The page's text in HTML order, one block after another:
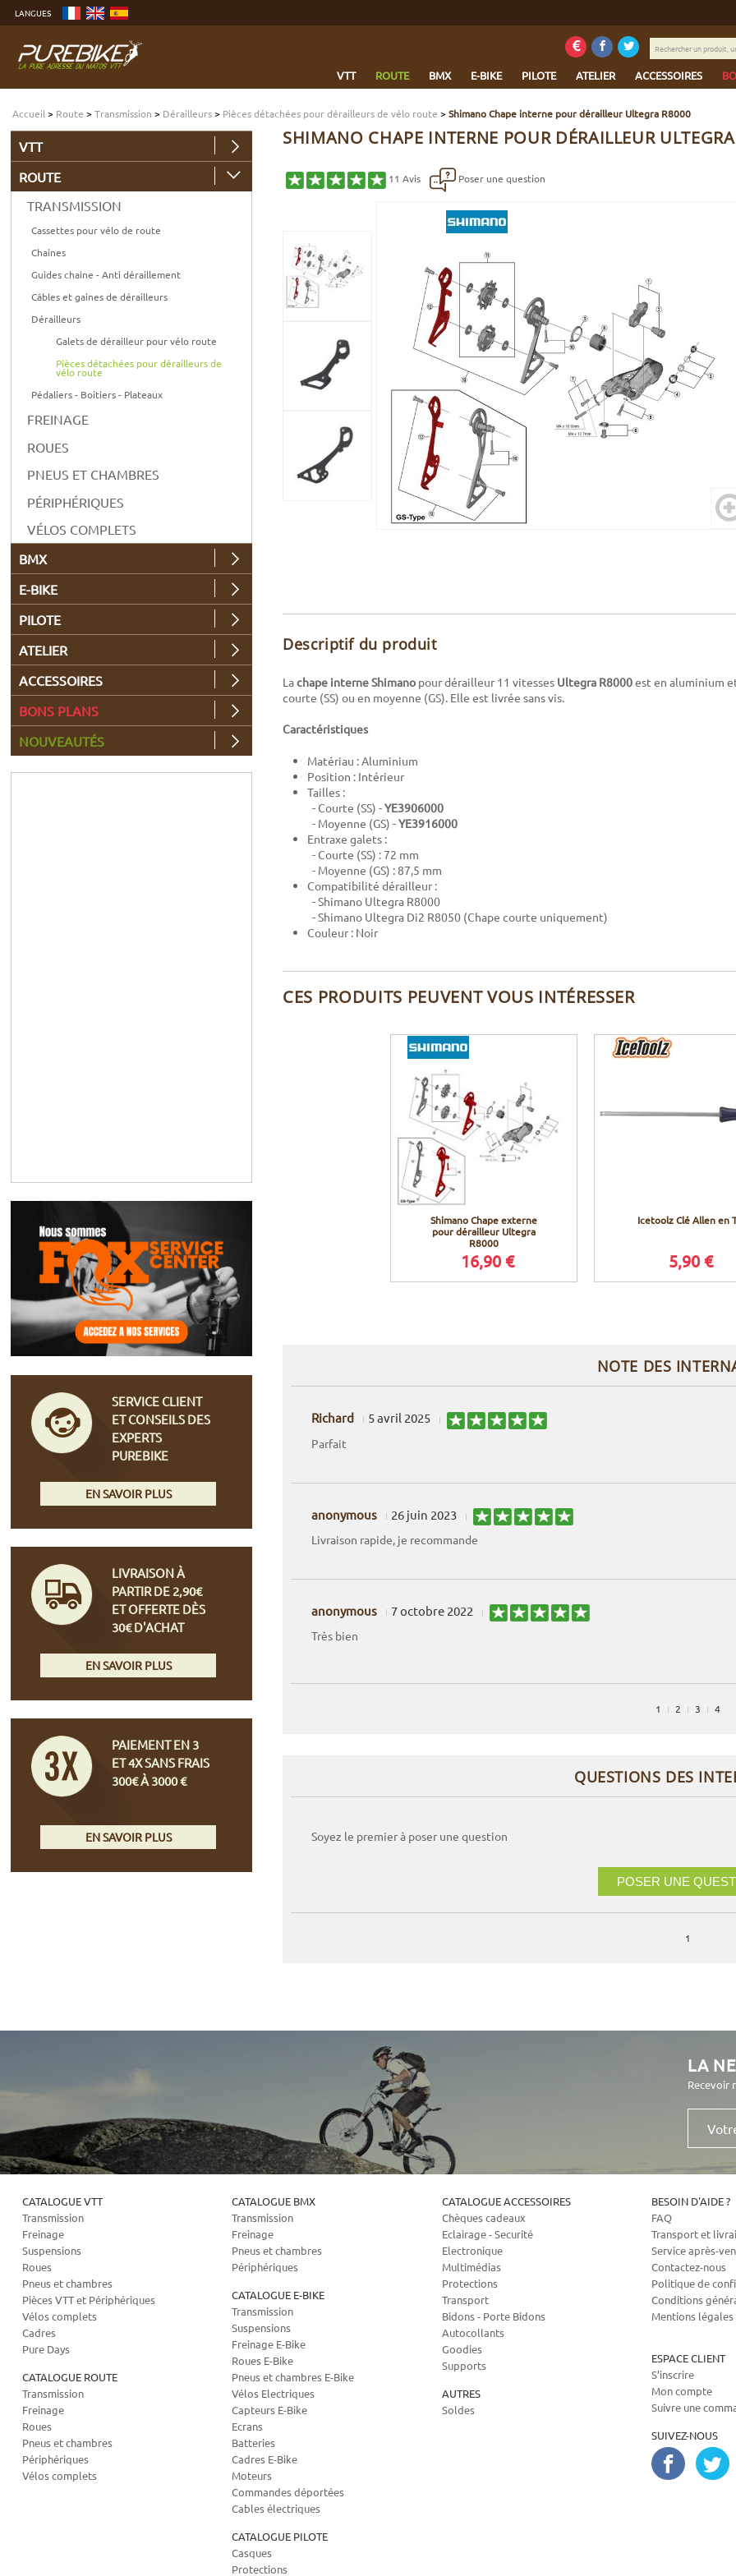
contenu
menu
Aller
LANGUES
VTT ROUTE BMX E-BIKE PILOTE ATELIER ACCESSOIRES
Rechercher
un
une
marque...
Accueil > Route >Transmission > Dérailleurs> Pièces détachées pour dérailleurs de vélo route >Shimano Chape interne pour dérailleur Ultegra R8000
SHIMANO CHAPE INTERNE POUR DÉRAILLEUR
11 Avis Poser une question
Descriptif du produit
Lachape interne Shimano pour dérailleur 11 vitesses Ultegra R8000est en aluminium
courte (SS) ou en moyenne (GS). Elle est livrée sans vis.
Caractéristiques
Matériau : Aluminium
Position : Intérieur
Tailles :
- Courte (SS) -YE3906000
- Moyenne (GS) -YE3916000
Entraxe galets :
- Courte (SS) : 72 mm
- Moyenne (GS) : 87,5 mm
Compatibilité dérailleur :
- Shimano Ultegra R8000
- Shimano Ultegra Di2 R8050 (Chape courte uniquement)
Couleur : Noir
CES PRODUITS PEUVENT VOUS INTÉRESSER
Shimano Chape externe
pour dérailleur Ultegra
R8000
16,90 €
Icetoolz Clé Allen en
5,90 €
NOTE DES
Richard 5 avril 2025
Parfait
anonymous 26 juin 2023
Livraison rapide, je recommande
anonymous 7 octobre 2022
Très bien
1 2 3 4
QUESTIONS DES
Soyez le premier à poser une question
POSER UNE
1
VTT
ROUTE
TRANSMISSION
Cassettes pour vélo de route
Chaines
Guides chaine - Anti déraillement
Câbles et gaines de dérailleurs
Dérailleurs
Galets de dérailleur pour vélo route
Pièces détachées pour dérailleurs de
vélo route
Pédaliers - Boitiers - Plateaux
FREINAGE
ROUES
PNEUS ET CHAMBRES
PÉRIPHÉRIQUES
VÉLOS COMPLETS
BMX
E-BIKE
PILOTE
ATELIER
ACCESSOIRES
BONS PLANS
NOUVEAUTÉS
SERVICE CLIENT
ET CONSEILS DES
EXPERTS
PUREBIKE
EN SAVOIR PLUS
LIVRAISON À
PARTIR DE 2,90€
ET OFFERTE DÈS
30€ D'ACHAT
EN SAVOIR PLUS
PAIEMENT EN 3
ET 4X SANS FRAIS
300€ À 3000 €
EN SAVOIR PLUS
LA
Recevoir
Votre
mail
CATALOGUE VTT
Transmission
Freinage
Suspensions
Roues
Pneus et chambres
Pièces VTT et Périphériques
Vélos complets
Cadres
Pure Days
CATALOGUE ROUTE
Transmission
Freinage
Roues
Pneus et chambres
Périphériques
Vélos complets
CATALOGUE BMX
Transmission
Freinage
Pneus et chambres
Périphériques
CATALOGUE E-BIKE
Transmission
Suspensions
Freinage E-Bike
Roues E-Bike
Pneus et chambres E-Bike
Vélos Electriques
Capteurs E-Bike
Ecrans
Batteries
Cadres E-Bike
Moteurs
Commandes déportées
Cables électriques
CATALOGUE PILOTE
Casques
Protections
CATALOGUE ACCESSOIRES
Chèques cadeaux
Eclairage - Securité
Electronique
Multimédias
Protections
Transport
Bidons - Porte Bidons
Autocollants
Goodies
Supports
AUTRES
Soldes
BESOIN D'AIDE ?
FAQ
Transport et
Service après-
Contactez-nous
Politique de
Conditions
Mentions légales
ESPACE CLIENT
S’inscrire
Mon compte
Suivre une
SUIVEZ-NOUS